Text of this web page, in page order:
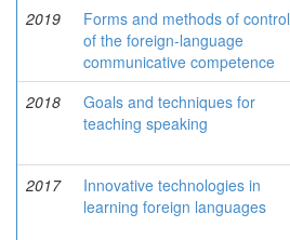
2019
Forms and methods of control
of the foreign-language
communicative competence
2018
Goals and techniques for
teaching speaking
2017
Innovative technologies in
learning foreign languages